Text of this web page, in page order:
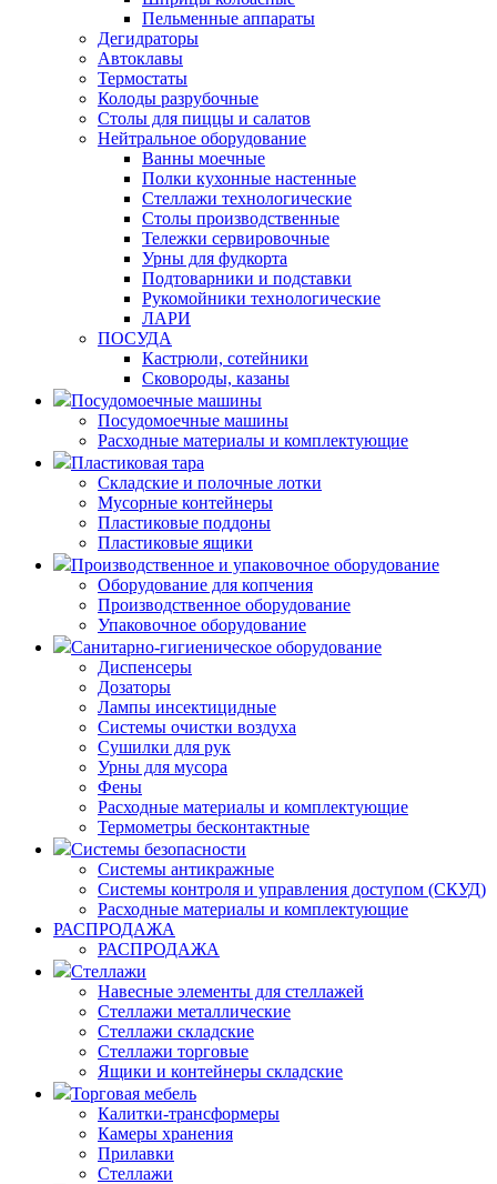
Пельменные аппараты
Дегидраторы
Автоклавы
Термостаты
Колоды разрубочные
Столы для пиццы и салатов
Нейтральное оборудование
Ванны моечные
Полки кухонные настенные
Стеллажи технологические
Столы производственные
Тележки сервировочные
Урны для фудкорта
Подтоварники и подставки
Рукомойники технологические
ЛАРИ
ПОСУДА
Кастрюли, сотейники
Сковороды, казаны
Посудомоечные машины
Посудомоечные машины
Расходные материалы и комплектующие
Пластиковая тара
Складские и полочные лотки
Мусорные контейнеры
Пластиковые поддоны
Пластиковые ящики
Производственное и упаковочное оборудование
Оборудование для копчения
Производственное оборудование
Упаковочное оборудование
Санитарно-гигиеническое оборудование
Диспенсеры
Дозаторы
Лампы инсектицидные
Системы очистки воздуха
Сушилки для рук
Урны для мусора
Фены
Расходные материалы и комплектующие
Термометры бесконтактные
Системы безопасности
Системы антикражные
Системы контроля и управления доступом (СКУД)
Расходные материалы и комплектующие
РАСПРОДАЖА
РАСПРОДАЖА
Стеллажи
Навесные элементы для стеллажей
Стеллажи металлические
Стеллажи складские
Стеллажи торговые
Ящики и контейнеры складские
Торговая мебель
Калитки-трансформеры
Камеры хранения
Прилавки
Стеллажи